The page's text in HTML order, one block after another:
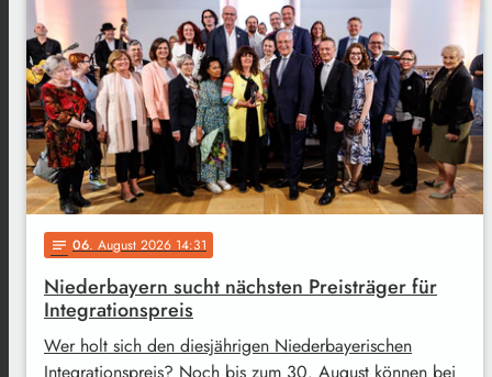
notes 06. August 2026 14:31
Niederbayern sucht nächsten Preisträger für
Integrationspreis
Wer holt sich den diesjährigen Niederbayerischen
Integrationspreis? Noch bis zum 30. August können bei